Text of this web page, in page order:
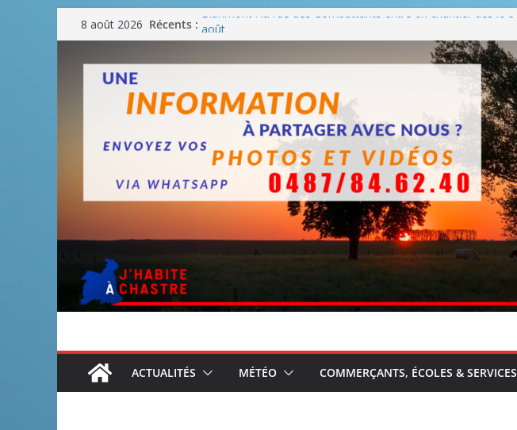
Passer
au
contenu
8 août 2026 Récents : Blanmont : la rue des Combattants entre en chantier dès le 3
août
Un WE parfait pour faire des BBQ
Une fête nationale sans drache
ACTUALITÉS MÉTÉO COMMERÇANTS, ÉCOLES & SERVICES